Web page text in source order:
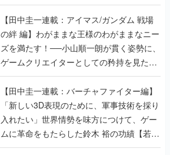
【田中圭一連載：アイマス/ガンダム 戦場
の絆 編】わがままな王様のわがままなニー
ズを満たす！──小山順一朗が貫く姿勢に、
ゲームクリエイターとしての矜持を見た
【若ゲのいたり最終回】
【田中圭一連載：バーチャファイター編】
「新しい3D表現のために、軍事技術を採り
入れたい」世界情勢を味方につけて、ゲー
ムに革命をもたらした鈴木 裕の功績【若ゲ
のいたり】